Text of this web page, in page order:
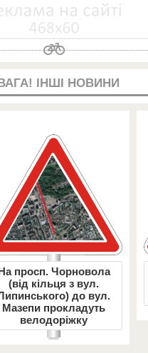
ІНШІ НОВИНИ
просп. Чорновола
(від кільця з вул.
до вул.
Мазепи прокладуть
велодоріжку